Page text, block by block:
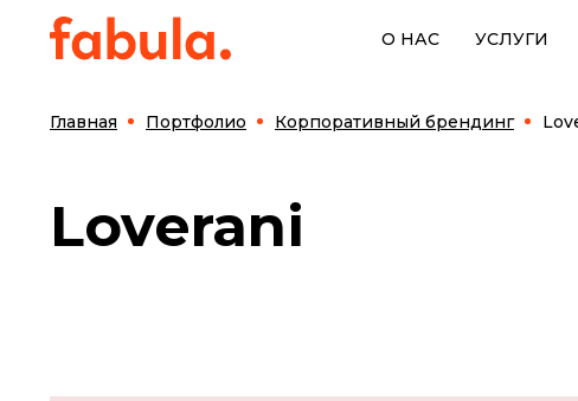
О НАС УСЛУГИ
Главная Портфолио Корпоративный брендинг
Loverani